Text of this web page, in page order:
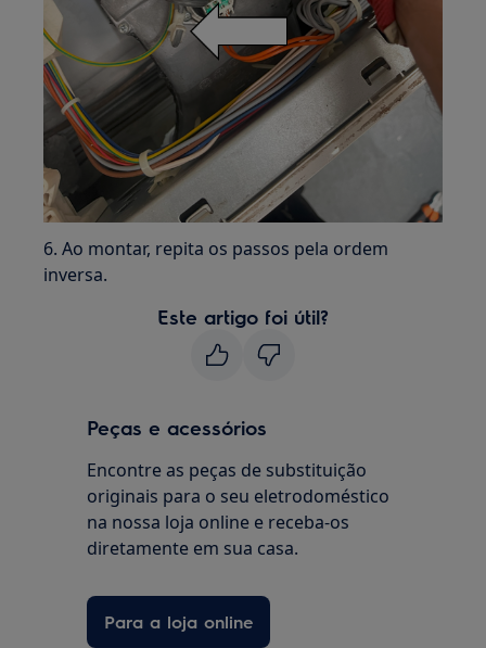
6. Ao montar, repita os passos pela ordem
inversa.
Este artigo foi útil?
Peças e acessórios
Encontre as peças de substituição
originais para o seu eletrodoméstico
na nossa loja online e receba-os
diretamente em sua casa.
Para a loja online